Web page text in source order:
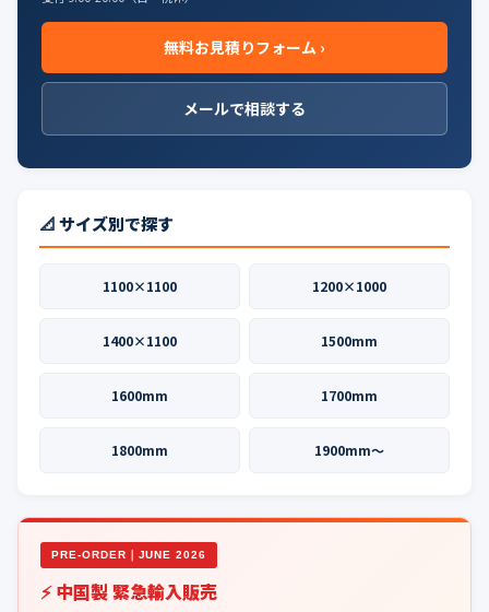
無料お見積りフォーム ›
メールで相談する
📐 サイズ別で探す
1100×1100 1200×1000
1400×1100 1500mm
1600mm 1700mm
1800mm 1900mm〜
PRE-ORDER｜JUNE 2026
⚡ 中国製 緊急輸入販売